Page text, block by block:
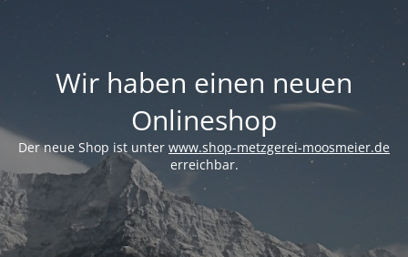
Wir haben einen neuen
Onlineshop
Der neue Shop ist unter www.shop-metzgerei-moosmeier.de
erreichbar.